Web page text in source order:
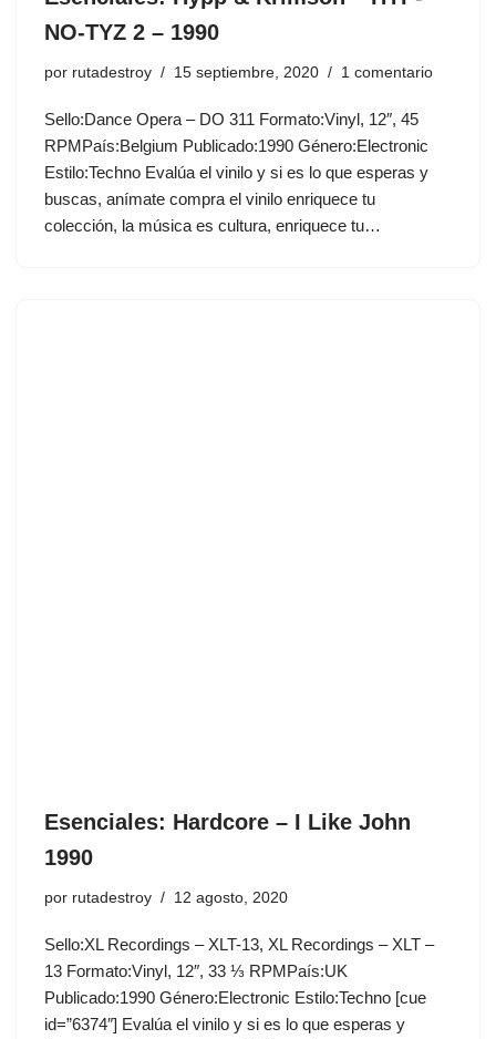
NO-TYZ 2 – 1990
por rutadestroy 15 septiembre, 2020 1 comentario
Sello:Dance Opera ‎– DO 311 Formato:Vinyl, 12″, 45
RPMPaís:Belgium Publicado:1990 Género:Electronic
Estilo:Techno Evalúa el vinilo y si es lo que esperas y
buscas, anímate compra el vinilo enriquece tu
colección, la música es cultura, enriquece tu…
Esenciales: Hardcore ‎– I Like John
1990
por rutadestroy 12 agosto, 2020
Sello:XL Recordings ‎– XLT-13, XL Recordings ‎– XLT –
13 Formato:Vinyl, 12″, 33 ⅓ RPMPaís:UK
Publicado:1990 Género:Electronic Estilo:Techno [cue
id=”6374″] Evalúa el vinilo y si es lo que esperas y